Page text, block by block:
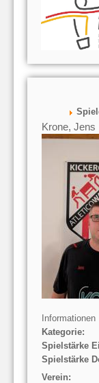
Krone, Jens
Informationen
Kategorie:
Spielstärke
Spielstärke
Verein: